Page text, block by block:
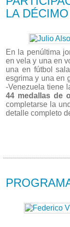
LA
En la penúltima
en vela y una en
una en fútbol
esgrima y una en
-Venezuela tiene
44 medallas de
completarse la
detalle completo